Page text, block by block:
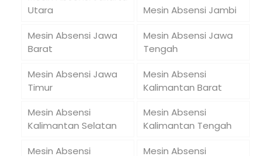
Utara
Mesin Absensi Jambi
Mesin Absensi Jawa
Barat
Mesin Absensi Jawa
Tengah
Mesin Absensi Jawa
Timur
Mesin Absensi
Kalimantan Barat
Mesin Absensi
Kalimantan Selatan
Mesin Absensi
Kalimantan Tengah
Mesin Absensi
Mesin Absensi